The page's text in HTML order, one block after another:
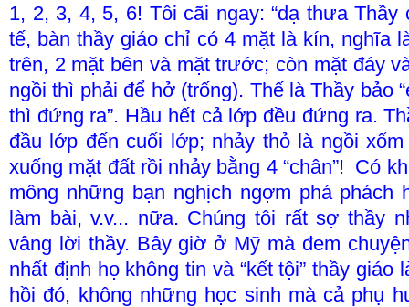
1, 2, 3, 4, 5, 6! Tôi cãi ngay: “dạ thưa Thầy
tế, bàn thầy giáo chỉ có 4 mặt là kín, nghĩa
trên, 2 mặt bên và mặt trước; còn mặt đáy
ngồi thì phải để hở (trống). Thế là Thầy bảo
thì đứng ra”. Hầu hết cả lớp đều đứng ra.
đầu lớp đến cuối lớp; nhảy thỏ là ngồi
xuống mặt đất rồi nhảy bằng 4 “chân”! Có
mông những bạn nghịch ngợm phá phách
làm bài, v.v... nữa. Chúng tôi rất sợ thầy
vâng lời thầy. Bây giờ ở Mỹ mà đem
nhất định họ không tin và “kết tội” thầy giáo
hồi đó, không những học sinh mà cả phụ